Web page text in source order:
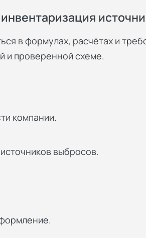
в формулах, расчётах и
и проверенной схеме.
компании.
выбросов.